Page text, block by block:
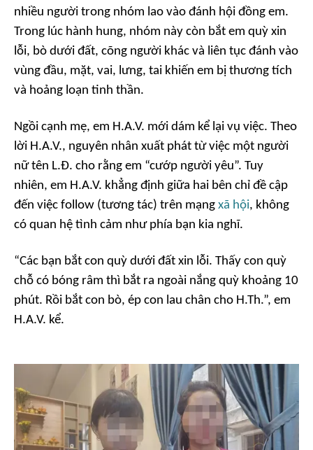
nhiều người trong nhóm lao vào đánh hội đồng em.
Trong lúc hành hung, nhóm này còn bắt em quỳ xin
lỗi, bò dưới đất, cõng người khác và liên tục đánh vào
vùng đầu, mặt, vai, lưng, tai khiến em bị thương tích
và hoảng loạn tinh thần.
Ngồi cạnh mẹ, em H.A.V. mới dám kể lại vụ việc. Theo
lời H.A.V., nguyên nhân xuất phát từ việc một người
nữ tên L.Đ. cho rằng em “cướp người yêu”. Tuy
nhiên, em H.A.V. khẳng định giữa hai bên chỉ đề cập
đến việc follow (tương tác) trên mạng xã hội, không
có quan hệ tình cảm như phía bạn kia nghĩ.
“Các bạn bắt con quỳ dưới đất xin lỗi. Thấy con quỳ
chỗ có bóng râm thì bắt ra ngoài nắng quỳ khoảng 10
phút. Rồi bắt con bò, ép con lau chân cho H.Th.”, em
H.A.V. kể.